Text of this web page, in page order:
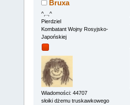
Bruxa
^,..,^
Pierdziel
Kombatant Wojny Rosyjsko-
Japońskiej
Wiadomości: 44707
słoiki dżemu truskawkowego